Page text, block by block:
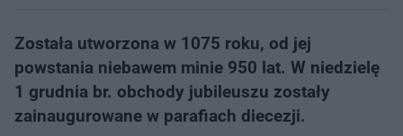
Została utworzona w 1075 roku, od jej
powstania niebawem minie 950 lat. W niedzielę
1 grudnia br. obchody jubileuszu zostały
zainaugurowane w parafiach diecezji.